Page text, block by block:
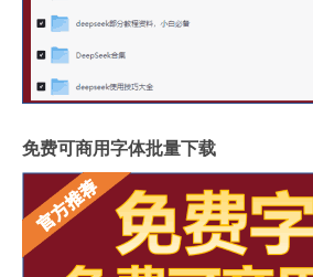
免费可商用字体批量下载